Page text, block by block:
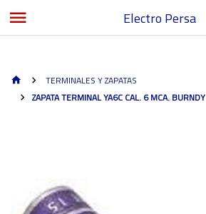
Electro Persa
TERMINALES Y ZAPATAS
ZAPATA TERMINAL YA6C CAL. 6 MCA. BURNDY